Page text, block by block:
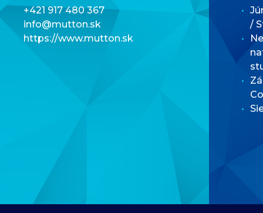
+421 917 480 367
info@mutton.sk
https://www.mutton.sk
/